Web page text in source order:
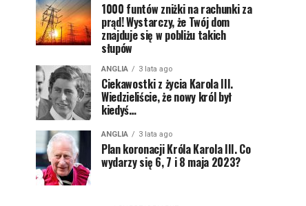
1000 funtów zniżki na rachunki za
prąd! Wystarczy, że Twój dom
znajduje się w pobliżu takich
słupów
ANGLIA 3 lata ago
Ciekawostki z życia Karola III.
Wiedzieliście, że nowy król był
kiedyś…
ANGLIA 3 lata ago
Plan koronacji Króla Karola III. Co
wydarzy się 6, 7 i 8 maja 2023?